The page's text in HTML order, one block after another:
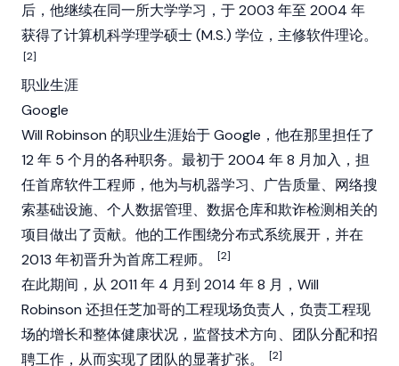
后，他继续在同一所大学学习，于 2003 年至 2004 年
获得了计算机科学理学硕士 (M.S.) 学位，主修软件理论。
[2]
职业生涯
Google
Will Robinson 的职业生涯始于 Google，他在那里担任了
12 年 5 个月的各种职务。最初于 2004 年 8 月加入，担
任首席软件工程师，他为与机器学习、广告质量、网络搜
索基础设施、个人数据管理、数据仓库和欺诈检测相关的
项目做出了贡献。他的工作围绕分布式系统展开，并在
2013 年初晋升为首席工程师。
[2]
在此期间，从 2011 年 4 月到 2014 年 8 月，Will
Robinson 还担任芝加哥的工程现场负责人，负责工程现
场的增长和整体健康状况，监督技术方向、团队分配和招
聘工作，从而实现了团队的显著扩张。
[2]